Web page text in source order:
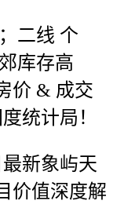
二线 个
库存高
价 & 成交
统计局！
新象屿天
价值深度解